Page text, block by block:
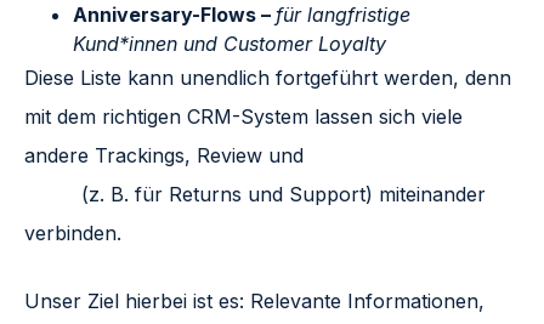
Anniversary-Flows – für langfristige
Kund*innen und Customer Loyalty
Diese Liste kann unendlich fortgeführt werden, denn
mit dem richtigen CRM-System lassen sich viele
andere Trackings, Review und
(z. B. für Returns und Support) miteinander
verbinden.
Unser Ziel hierbei ist es: Relevante Informationen,